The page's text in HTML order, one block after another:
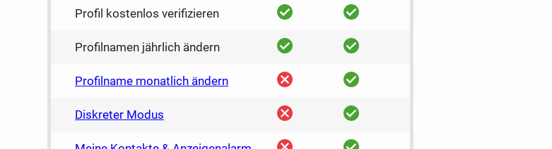
Profil kostenlos verifizieren ja ja
Profilnamen jährlich ändern ja ja
Profilname monatlich ändern nein ja
Diskreter Modus nein ja
nein ja